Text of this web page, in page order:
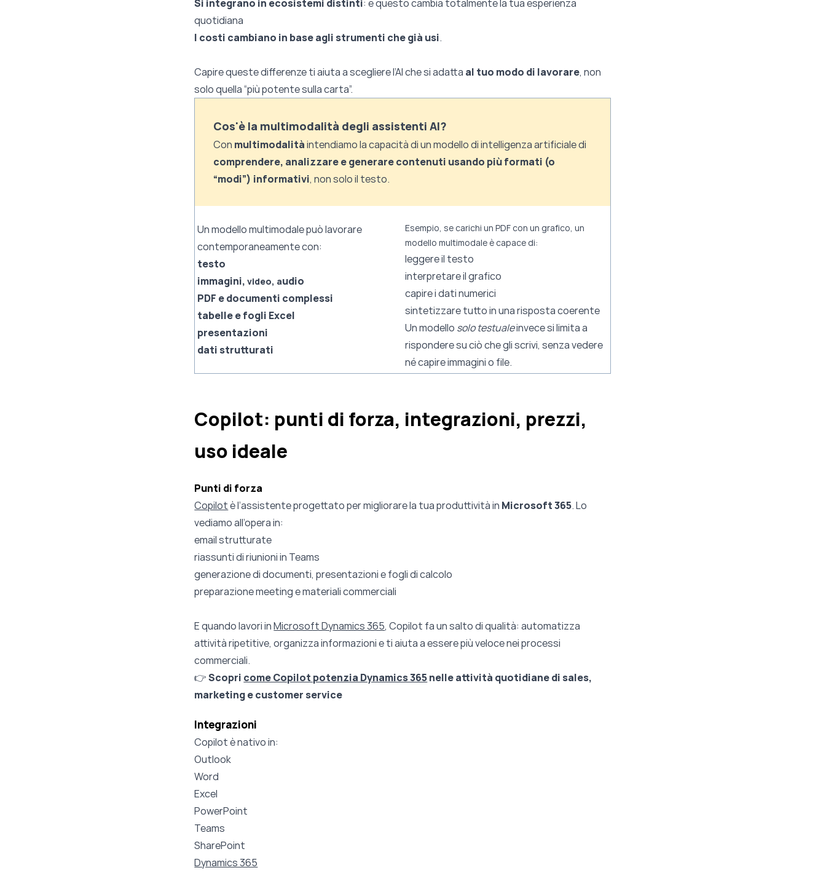
Si integrano in ecosistemi distinti: e questo cambia totalmente la tua esperienza
quotidiana
I costi cambiano in base agli strumenti che già usi.
Capire queste differenze ti aiuta a scegliere l’AI che si adatta al tuo modo di lavorare, non
solo quella “più potente sulla carta”.
Cos'è la multimodalità degli assistenti AI?
Con multimodalitàintendiamo la capacità di un modello di intelligenza artificiale di
comprendere, analizzare e generare contenuti usando più formati (o
“modi”) informativi, non solo il testo.
Un modello multimodale può lavorare
contemporaneamente con:
testo
immagini,video, audio
PDF e documenti complessi
tabelle e fogli Excel
presentazioni
dati strutturati
Esempio, se carichi un PDF con un grafico, un
modello multimodale è capace di:
leggere il testo
interpretare il grafico
capire i dati numerici
sintetizzare tutto in una risposta coerente
Un modello solo testualeinvece si limita a
rispondere su ciò che gli scrivi, senza vedere
né capire immagini o file.
Copilot: punti di forza, integrazioni, prezzi,
uso ideale
Punti di forza
Copilotè l’assistente progettato per migliorare la tua produttività in Microsoft 365. Lo
vediamo all’opera in:
email strutturate
riassunti di riunioni in Teams
generazione di documenti, presentazioni e fogli di calcolo
preparazione meeting e materiali commerciali
E quando lavori inMicrosoft Dynamics 365, Copilot fa un salto di qualità: automatizza
attività ripetitive, organizza informazioni e ti aiuta a essere più veloce nei processi
commerciali.
👉Scopri come Copilot potenzia Dynamics 365nelle attività quotidiane di sales,
marketing e customer service
Integrazioni
Copilot è nativo in:
Outlook
Word
Excel
PowerPoint
Teams
SharePoint
Dynamics 365